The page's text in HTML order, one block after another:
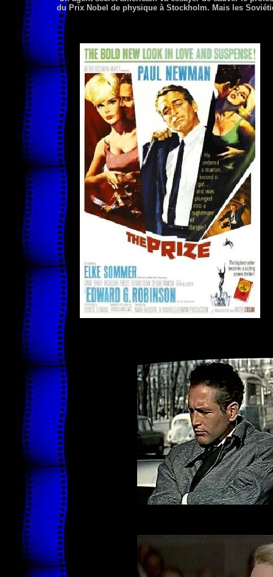
du Prix Nobel de physique à Stockholm. Mais les